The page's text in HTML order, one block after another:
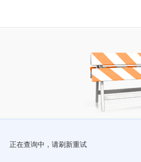
正在查询中，请刷新重试